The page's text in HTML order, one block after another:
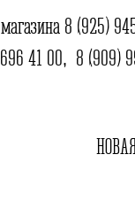
8 (925)
41 00, 8 (909)